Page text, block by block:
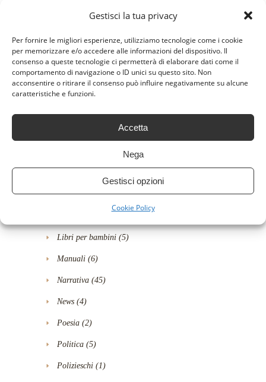
Gestisci la tua privacy
Per fornire le migliori esperienze, utilizziamo tecnologie come i cookie
per memorizzare e/o accedere alle informazioni del dispositivo. Il
consenso a queste tecnologie ci permetterà di elaborare dati come il
comportamento di navigazione o ID unici su questo sito. Non
acconsentire o ritirare il consenso può influire negativamente su alcune
caratteristiche e funzioni.
Accetta
Nega
Gestisci opzioni
Cookie Policy
Fumetti e Graphic novel(1)
Fumetti e manga(18)
Gialli(5)
(4)
Letteratura e narrativa(25)
Libri per bambini (5)
Manuali (6)
Narrativa (45)
News (4)
Poesia (2)
Politica (5)
Polizieschi (1)